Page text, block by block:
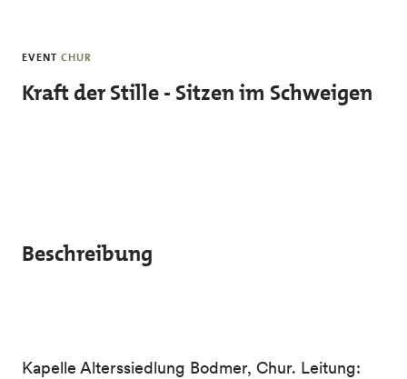
EVENT CHUR
Kraft der Stille - Sitzen im Schweigen
Beschreibung
Kapelle Alterssiedlung Bodmer, Chur. Leitung: